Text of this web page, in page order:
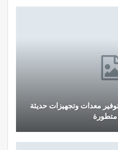
معدات وتجهيزات حديثة